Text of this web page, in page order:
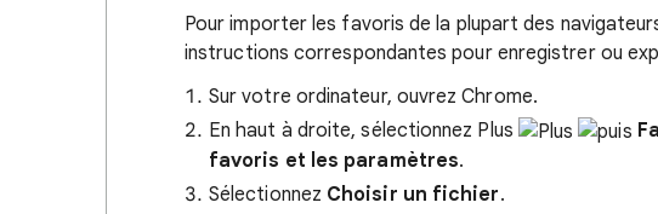
Pour importer les favoris de la plupart des
instructions correspondantes pour enregistrer ou
Sur votre ordinateur, ouvrez Chrome.
En haut à droite, sélectionnez Plus
favoris et les paramètres.
Sélectionnez Choisir un fichier.